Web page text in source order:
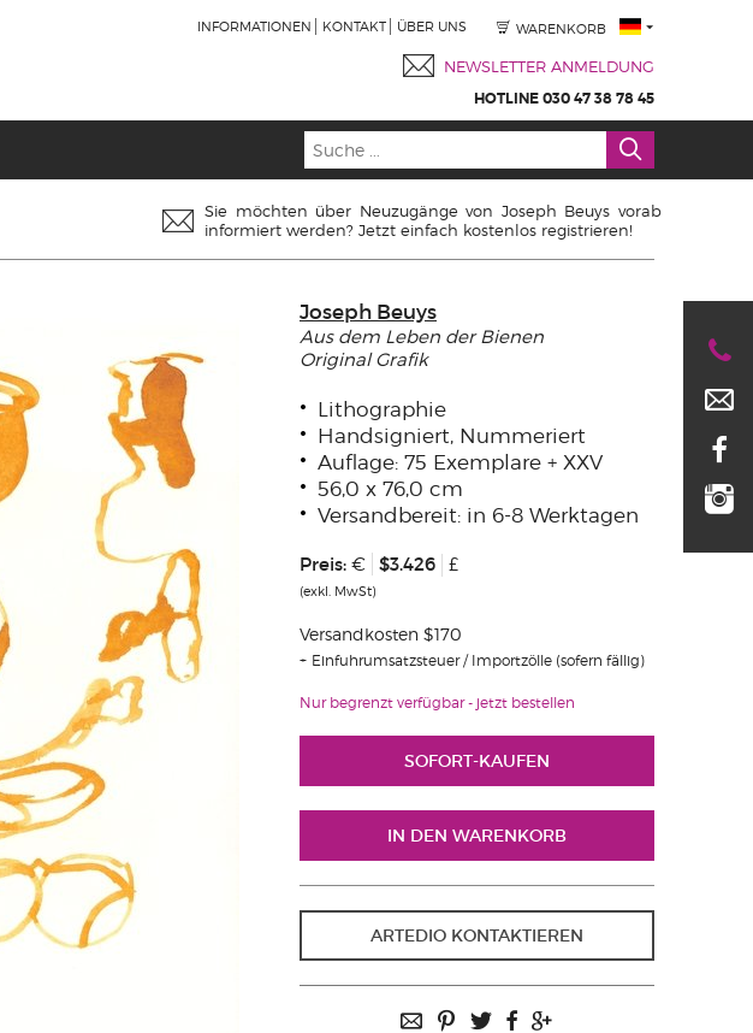
INFORMATIONEN KONTAKT ÜBER UNS WARENKORB
NEWSLETTER ANMELDUNG
HOTLINE 030 47 38 78 45
Sie möchten über Neuzugänge von Joseph Beuys vorab
informiert werden? Jetzt einfach kostenlos registrieren!
Joseph Beuys
Aus dem Leben der Bienen
Original Grafik
Lithographie
Handsigniert, Nummeriert
Auflage: 75 Exemplare + XXV
56,0 x 76,0 cm
Versandbereit: in 6-8 Werktagen
Preis: € $3.426 £
(exkl. MwSt)
Versandkosten $170
Einfuhrumsatzsteuer / Importzölle (sofern fällig)
Nur begrenzt verfügbar - jetzt bestellen
ARTEDIO KONTAKTIEREN